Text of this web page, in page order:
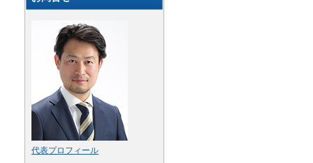
代表プロフィール